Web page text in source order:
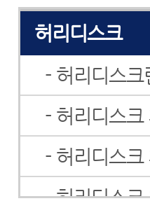
허리디스크
- 허리디스크
- 허리디스
- 허리디스